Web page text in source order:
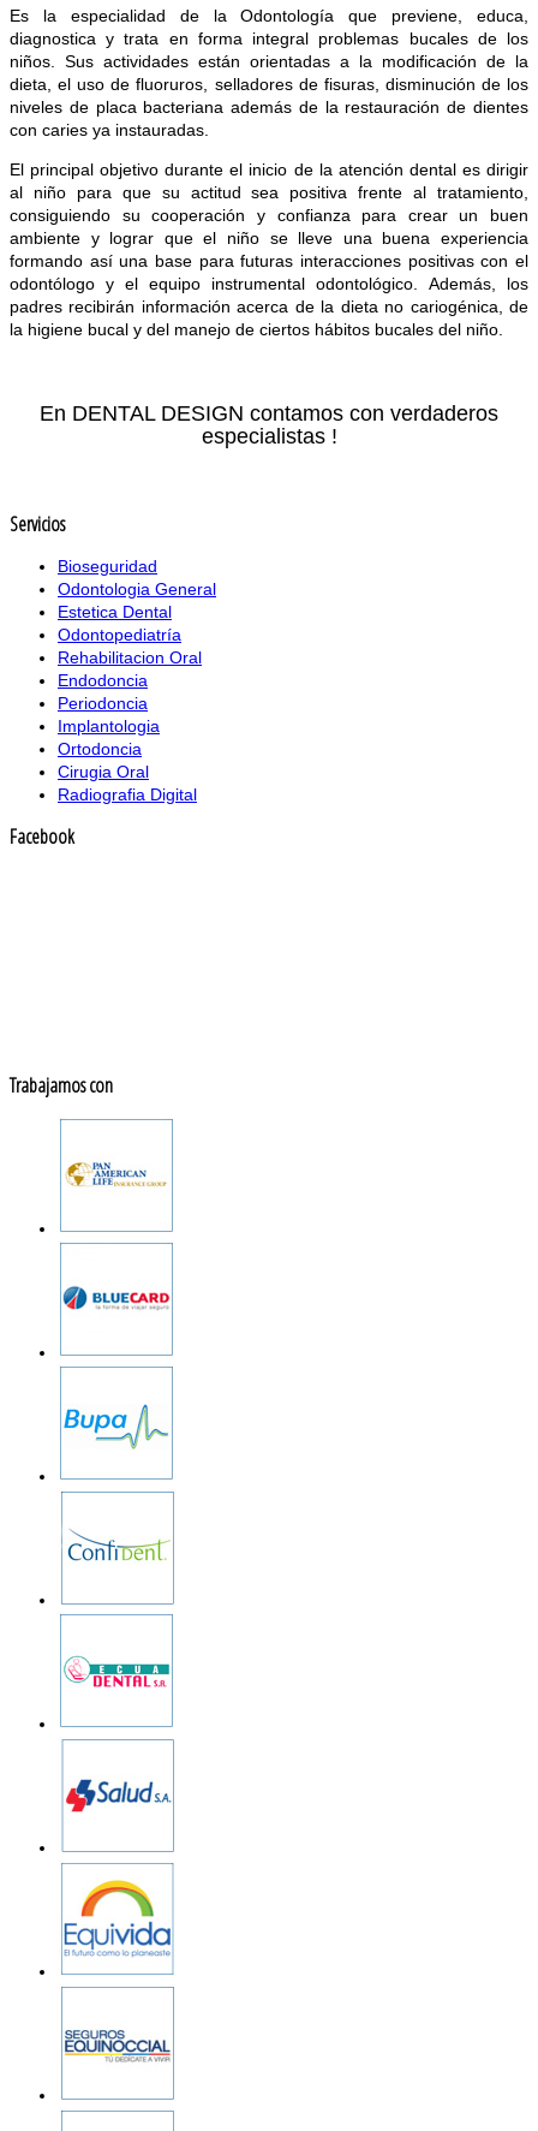
Es la especialidad de la Odontología que previene, educa,
diagnostica y trata en forma integral problemas bucales de los
niños. Sus actividades están orientadas a la modificación de la
dieta, el uso de fluoruros, selladores de fisuras, disminución de los
niveles de placa bacteriana además de la restauración de dientes
con caries ya instauradas.
El principal objetivo durante el inicio de la atención dental es dirigir
al niño para que su actitud sea positiva frente al tratamiento,
consiguiendo su cooperación y confianza para crear un buen
ambiente y lograr que el niño se lleve una buena experiencia
formando así una base para futuras interacciones positivas con el
odontólogo y el equipo instrumental odontológico. Además, los
padres recibirán información acerca de la dieta no cariogénica, de
la higiene bucal y del manejo de ciertos hábitos bucales del niño.
En DENTAL DESIGN contamos con verdaderos
especialistas !
Servicios
Bioseguridad
Odontologia General
Estetica Dental
Odontopediatría
Rehabilitacion Oral
Endodoncia
Periodoncia
Implantologia
Ortodoncia
Cirugia Oral
Radiografia Digital
Facebook
Trabajamos con